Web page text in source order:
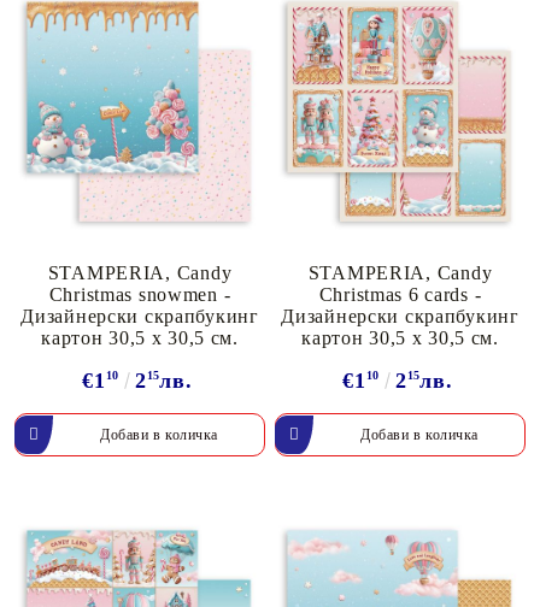
STAMPERIA, Candy
Christmas snowmen -
Дизайнерски скрапбукинг
картон 30,5 х 30,5 см.
€1 10 215лв.
STAMPERIA, Candy
Christmas 6 cards -
Дизайнерски скрапбукинг
картон 30,5 х 30,5 см.
€1 10 215лв.